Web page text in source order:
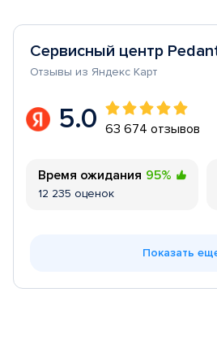
Сервисный центр
Отзывы из Яндекс Карт
5.0 63 674 отзывов
Время ожидания 95%
12 235 оценок
Показать